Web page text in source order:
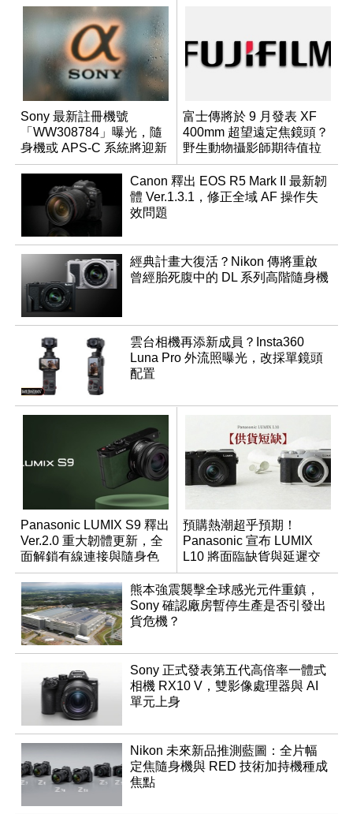
Sony 最新註冊機號
「WW308784」曝光，隨
身機或 APS-C 系統將迎新
成員？
富士傳將於 9 月發表 XF
400mm 超望遠定焦鏡頭？
野生動物攝影師期待值拉
滿
Canon 釋出 EOS R5 Mark II 最新韌
體 Ver.1.3.1，修正全域 AF 操作失
效問題
經典計畫大復活？Nikon 傳將重啟
曾經胎死腹中的 DL 系列高階隨身機
雲台相機再添新成員？Insta360
Luna Pro 外流照曝光，改採單鏡頭
配置
Panasonic LUMIX S9 釋出
Ver.2.0 重大韌體更新，全
面解鎖有線連接與隨身色
調編輯
預購熱潮超乎預期！
Panasonic 宣布 LUMIX
L10 將面臨缺貨與延遲交
貨時間
熊本強震襲擊全球感光元件重鎮，
Sony 確認廠房暫停生產是否引發出
貨危機？
Sony 正式發表第五代高倍率一體式
相機 RX10 V，雙影像處理器與 AI
單元上身
Nikon 未來新品推測藍圖：全片幅
定焦隨身機與 RED 技術加持機種成
焦點